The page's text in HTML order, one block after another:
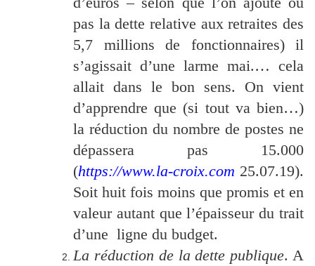
pas la dette relative aux retraites des
5,7 millions de fonctionnaires) il
s’agissait d’une larme mai.… cela
allait dans le bon sens. On vient
d’apprendre que (si tout va bien…)
la réduction du nombre de postes ne
dépassera pas 15.000
(https://www.la-croix.com 25.07.19).
Soit huit fois moins que promis et en
valeur autant que l’épaisseur du trait
d’une ligne du budget.
La réduction de la dette publique. A